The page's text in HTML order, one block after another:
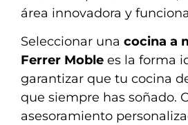
área innovadora y
Seleccionar una cocina a
Ferrer Moble es la forma
garantizar que tu cocina
que siempre has soñado.
asesoramiento